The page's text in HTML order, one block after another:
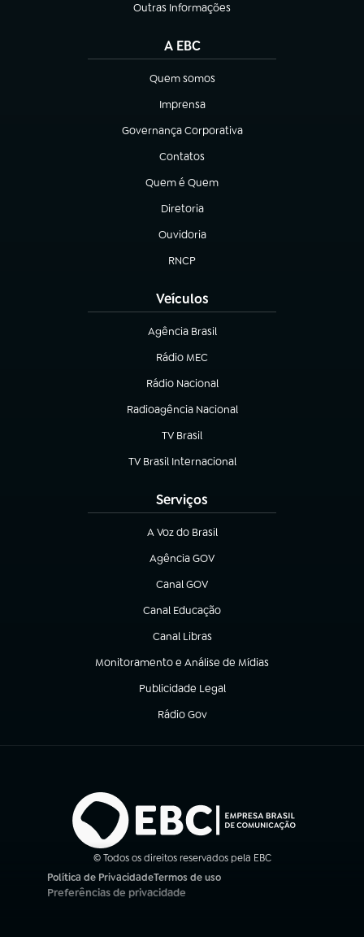
Outras Informações
(abre em nova aba)
A EBC
Quem somos
(abre em nova aba)
Imprensa
(abre em nova aba)
Governança Corporativa
(abre em nova aba)
Contatos
(abre em nova aba)
Quem é Quem
(abre em nova aba)
Diretoria
(abre em nova aba)
Ouvidoria
(abre em nova aba)
RNCP
(abre em nova aba)
Veículos
Agência Brasil
(abre em nova aba)
Rádio MEC
Rádio Nacional
(abre em nova aba)
Radioagência Nacional
(abre em nova aba)
TV Brasil
(abre em nova aba)
TV Brasil Internacional
(abre em nova aba)
Serviços
A Voz do Brasil
(abre em nova aba)
Agência GOV
(abre em nova aba)
Canal GOV
(abre em nova aba)
Canal Educação
(abre em nova aba)
Canal Libras
(abre em nova aba)
Monitoramento e Análise de Mídias
(abre em nova aba)
Publicidade Legal
(abre em nova aba)
Rádio Gov
(abre em nova aba)
© Todos os direitos reservados pela EBC
Política de Privacidade
(abre em nova aba)
Termos de uso
(abre em nova aba)
Preferências de privacidade